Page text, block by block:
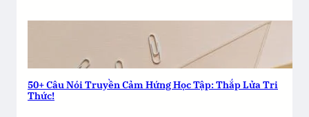
50+ Câu Nói Truyền Cảm Hứng Học Tập: Thắp Lửa Tri
Thức!